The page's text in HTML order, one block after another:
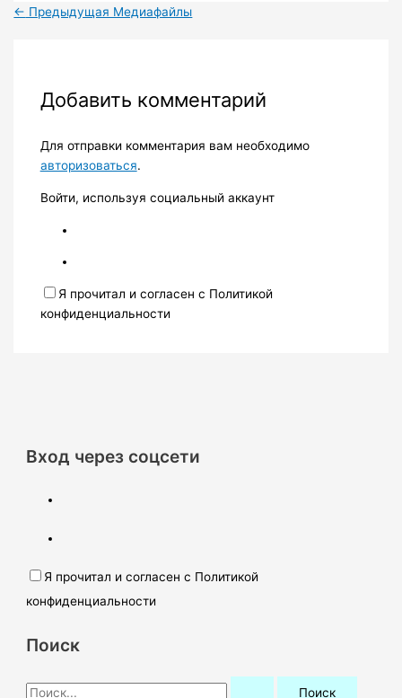
← Предыдущая Медиафайлы
Добавить комментарий
Для отправки комментария вам необходимо
авторизоваться.
Войти, используя социальный аккаунт
Я прочитал и согласен с Политикой
конфиденциальности
Вход через соцсети
Я прочитал и согласен с Политикой
конфиденциальности
Поиск
П